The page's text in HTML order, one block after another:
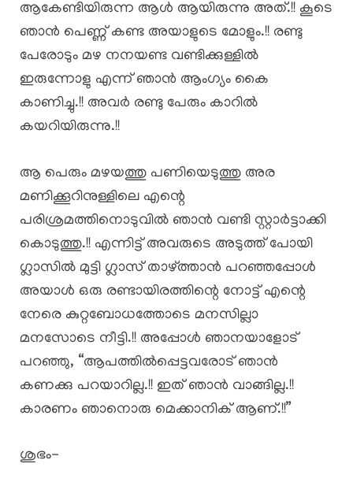
ആകേണ്ടിയിരുന്ന ആൾ ആയിരുന്നു അത്.!! കൂടെ
ഞാൻ പെണ്ണ് കണ്ട അയാളുടെ മോളും.!! രണ്ടു
പേരോടും മഴ നനയണ്ട വണ്ടിക്കുള്ളിൽ
ഇരുന്നോളു എന്ന് ഞാൻ ആംഗ്യം കൈ
കാണിച്ചു.!! അവർ രണ്ടു പേരും കാറിൽ
കയറിയിരുന്നു.!!
ആ പെരും മഴയത്തു പണിയെടുത്തു അര
മണിക്കൂറിനുള്ളിലെ എന്റെ
പരിശ്രമത്തിനൊടുവിൽ ഞാൻ വണ്ടി സ്റ്റാർട്ടാക്കി
കൊടുത്തു.!! എന്നിട്ട് അവരുടെ അടുത്ത് പോയി
ഗ്ലാസിൽ മുട്ടി ഗ്ലാസ് താഴ്ത്താൻ പറഞ്ഞപ്പോൾ
അയാൾ ഒരു രണ്ടായിരത്തിന്റെ നോട്ട് എന്റെ
നേരെ കുറ്റബോധത്തോടെ മനസില്ലാ
മനസോടെ നീട്ടി.!! അപ്പോൾ ഞാനയാളോട്
പറഞ്ഞു, “ആപത്തിൽപ്പെട്ടവരോട് ഞാൻ
കണക്കു പറയാറില്ല.!! ഇത് ഞാൻ വാങ്ങില്ല.!!
കാരണം ഞാനൊരു മെക്കാനിക് ആണ്.!!”
ശുഭം-